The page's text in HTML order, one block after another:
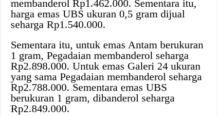
membanderol Rp1.462.000. Sementara itu,
harga emas UBS ukuran 0,5 gram dijual
seharga Rp1.540.000.
Sementara itu, untuk emas Antam berukuran
1 gram, Pegadaian membanderol seharga
Rp2.898.000. Untuk emas Galeri 24 ukuran
yang sama Pegadaian membanderol seharga
Rp2.788.000. Sementara emas UBS
berukuran 1 gram, dibanderol seharga
Rp2.849.000.